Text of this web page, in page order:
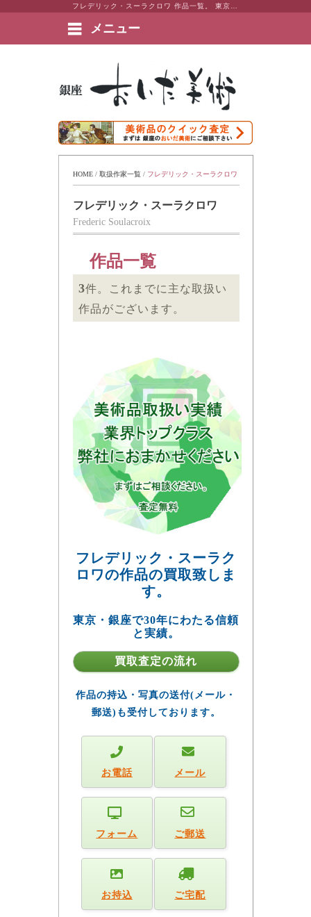
メニュー
絵画など美術品の販売と買取 | 東京・銀座 おいだ美術
HOME / 取扱作家一覧 / フレデリック・スーラクロワ
フレデリック・スーラクロワ
Frederic Soulacroix
作品一覧
3件。これまでに主な取扱い
作品がございます。
フレデリック・スーラク
ロワの作品の買取致しま
す。
東京・銀座で30年にわたる信頼
と実績。
買取査定の流れ
作品の持込・写真の送付(メール・
郵送)も受付しております。
お電話 メール
フォーム ご郵送
お持込 ご宅配